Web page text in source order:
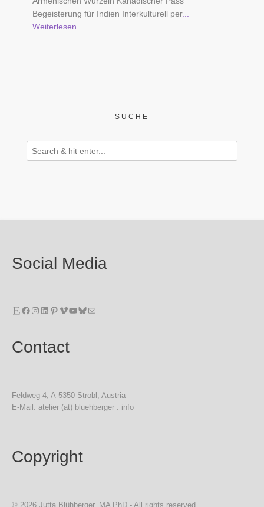
Begeisterung für Indien Interkulturell per...
Weiterlesen
SUCHE
Social Media
EtsyFacebook
Instagram
LinkedIn
Pinterest
Vimeo
YouTube
Bluesky
E-Mail
Contact
Feldweg 4, A-5350 Strobl, Austria
E-Mail: atelier (at) bluehberger . info
Copyright
© 2026 Jutta Blühberger, MA PhD - All rights reserved.